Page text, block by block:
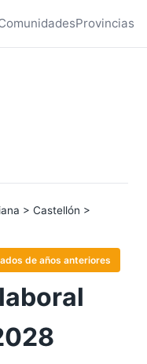
Provincias
> Castellón >
de años anteriores